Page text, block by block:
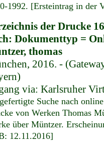
1992. [Ersteintrag in der
der Drucke
Dokumenttyp =
thomas
2016. -
via: Karlsruher
Suche nach
von Werken Thomas
über Müntzer.
12.11.2016]